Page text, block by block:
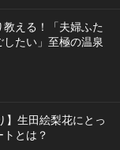
える！「夫婦ふた
たい」至極の温泉
】生田絵梨花にとっ
とは？